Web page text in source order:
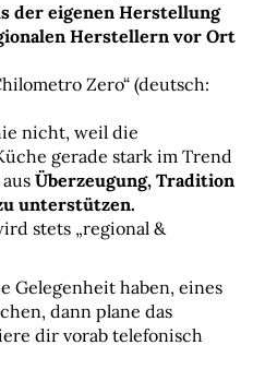
der eigenen Herstellung
Herstellern vor Ort
Zero“ (deutsch:
nicht, weil die
gerade stark im Trend
Überzeugung, Tradition
unterstützen.
stets „regional &
Gelegenheit haben, eines
dann plane das
dir vorab telefonisch